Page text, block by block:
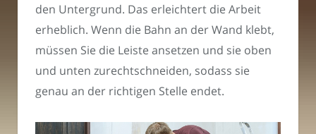
den Untergrund. Das erleichtert die Arbeit
erheblich. Wenn die Bahn an der Wand klebt,
müssen Sie die Leiste ansetzen und sie oben
und unten zurechtschneiden, sodass sie
genau an der richtigen Stelle endet.